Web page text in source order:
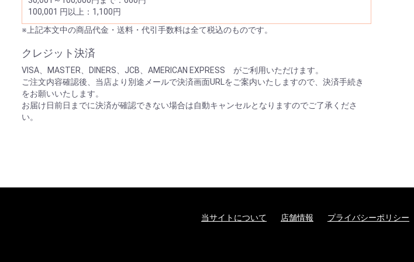
100,001 円以上：1,100円
※上記本文中の商品代金・送料・代引手数料は全て税込のものです。
クレジット決済
VISA、MASTER、DINERS、JCB、AMERICAN EXPRESS がご利用いただけます。
ご注文内容確認後、当店より別途メールで決済画面URLをご案内いたしますので、決済手続き
をお願いいたします。
お届け日前日までに決済が確認できない場合は自動キャンセルとなりますのでご了承くださ
い。
当サイトについて 店舗情報 プライバシーポリシー